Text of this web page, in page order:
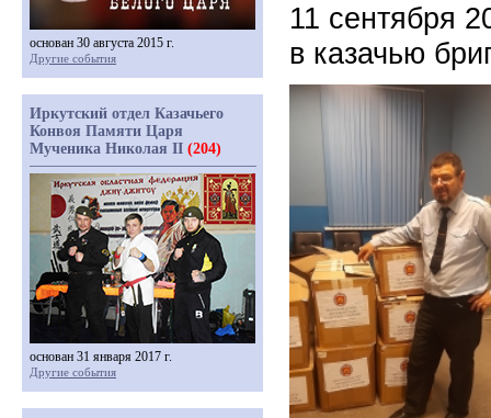
11 сентября
в казачью
основан 30 августа 2015 г.
Другие события
Иркутский отдел Казачьего
Конвоя Памяти Царя
Мученика Николая II (204)
основан 31 января 2017 г.
Другие события